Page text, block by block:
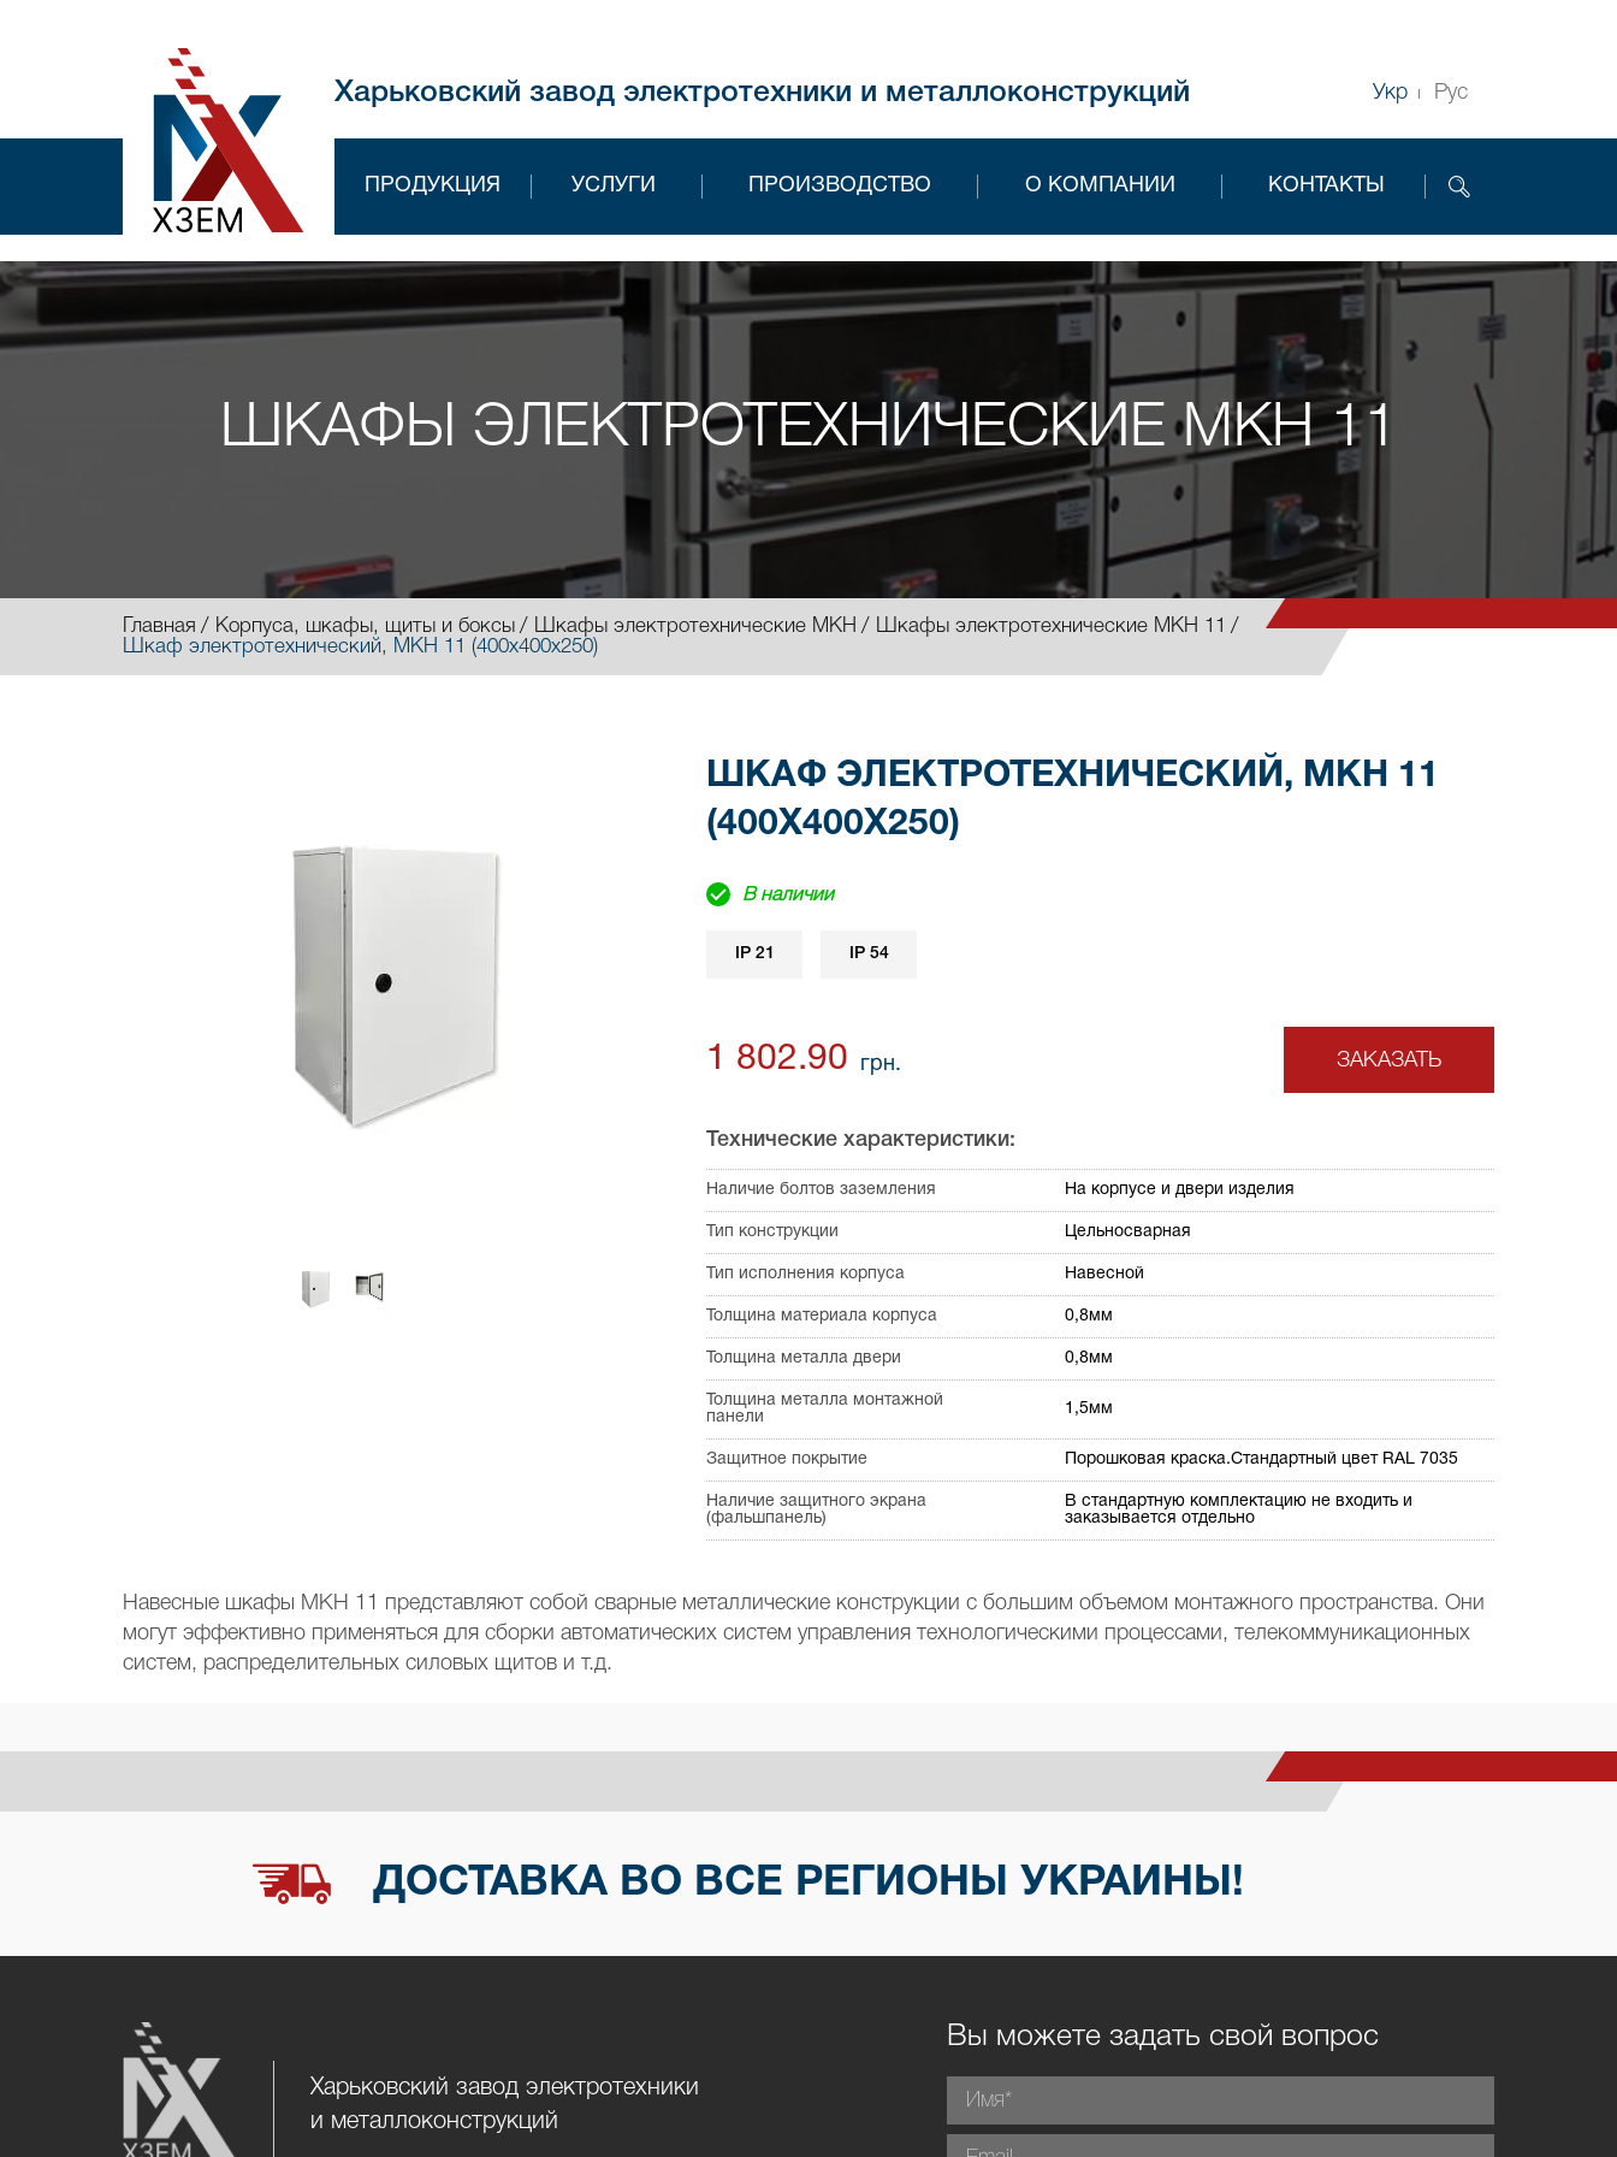
Харьковский завод электротехники и металлоконструкций Укр Рус
ПРОДУКЦИЯ УСЛУГИ ПРОИЗВОДСТВО О КОМПАНИИ КОНТАКТЫ
ШКАФЫ ЭЛЕКТРОТЕХНИЧЕСКИЕ МКН 11
Главная Корпуса, шкафы, щиты и боксы Шкафы электротехнические МКН
Шкафы электротехнические МКН 11
Шкаф электротехнический, МКН 11 (400х400х250)
ШКАФ ЭЛЕКТРОТЕХНИЧЕСКИЙ, МКН 11
(400Х400Х250)
В наличии
IP 21 IP 54
1 802.90 грн. ЗАКАЗАТЬ
Технические характеристики:
Наличие болтов заземления На корпусе и двери изделия
Тип конструкции Цельносварная
Тип исполнения корпуса Навесной
Толщина материала корпуса 0,8мм
Толщина металла двери 0,8мм
Толщина металла монтажной
панели
1,5мм
Защитное покрытие Порошковая краска.Стандартный цвет RAL 7035
Наличие защитного экрана
(фальшпанель)
В стандартную комплектацию не входить и
заказывается отдельно
Навесные шкафы МКН 11 представляют собой сварные металлические конструкции с большим объемом монтажного пространства. Они
могут эффективно применяться для сборки автоматических систем управления технологическими процессами, телекоммуникационных
систем, распределительных силовых щитов и т.д.
ДОСТАВКА ВО ВСЕ РЕГИОНЫ УКРАИНЫ!
Харьковский завод электротехники
и металлоконструкций
Вы можете задать свой вопрос